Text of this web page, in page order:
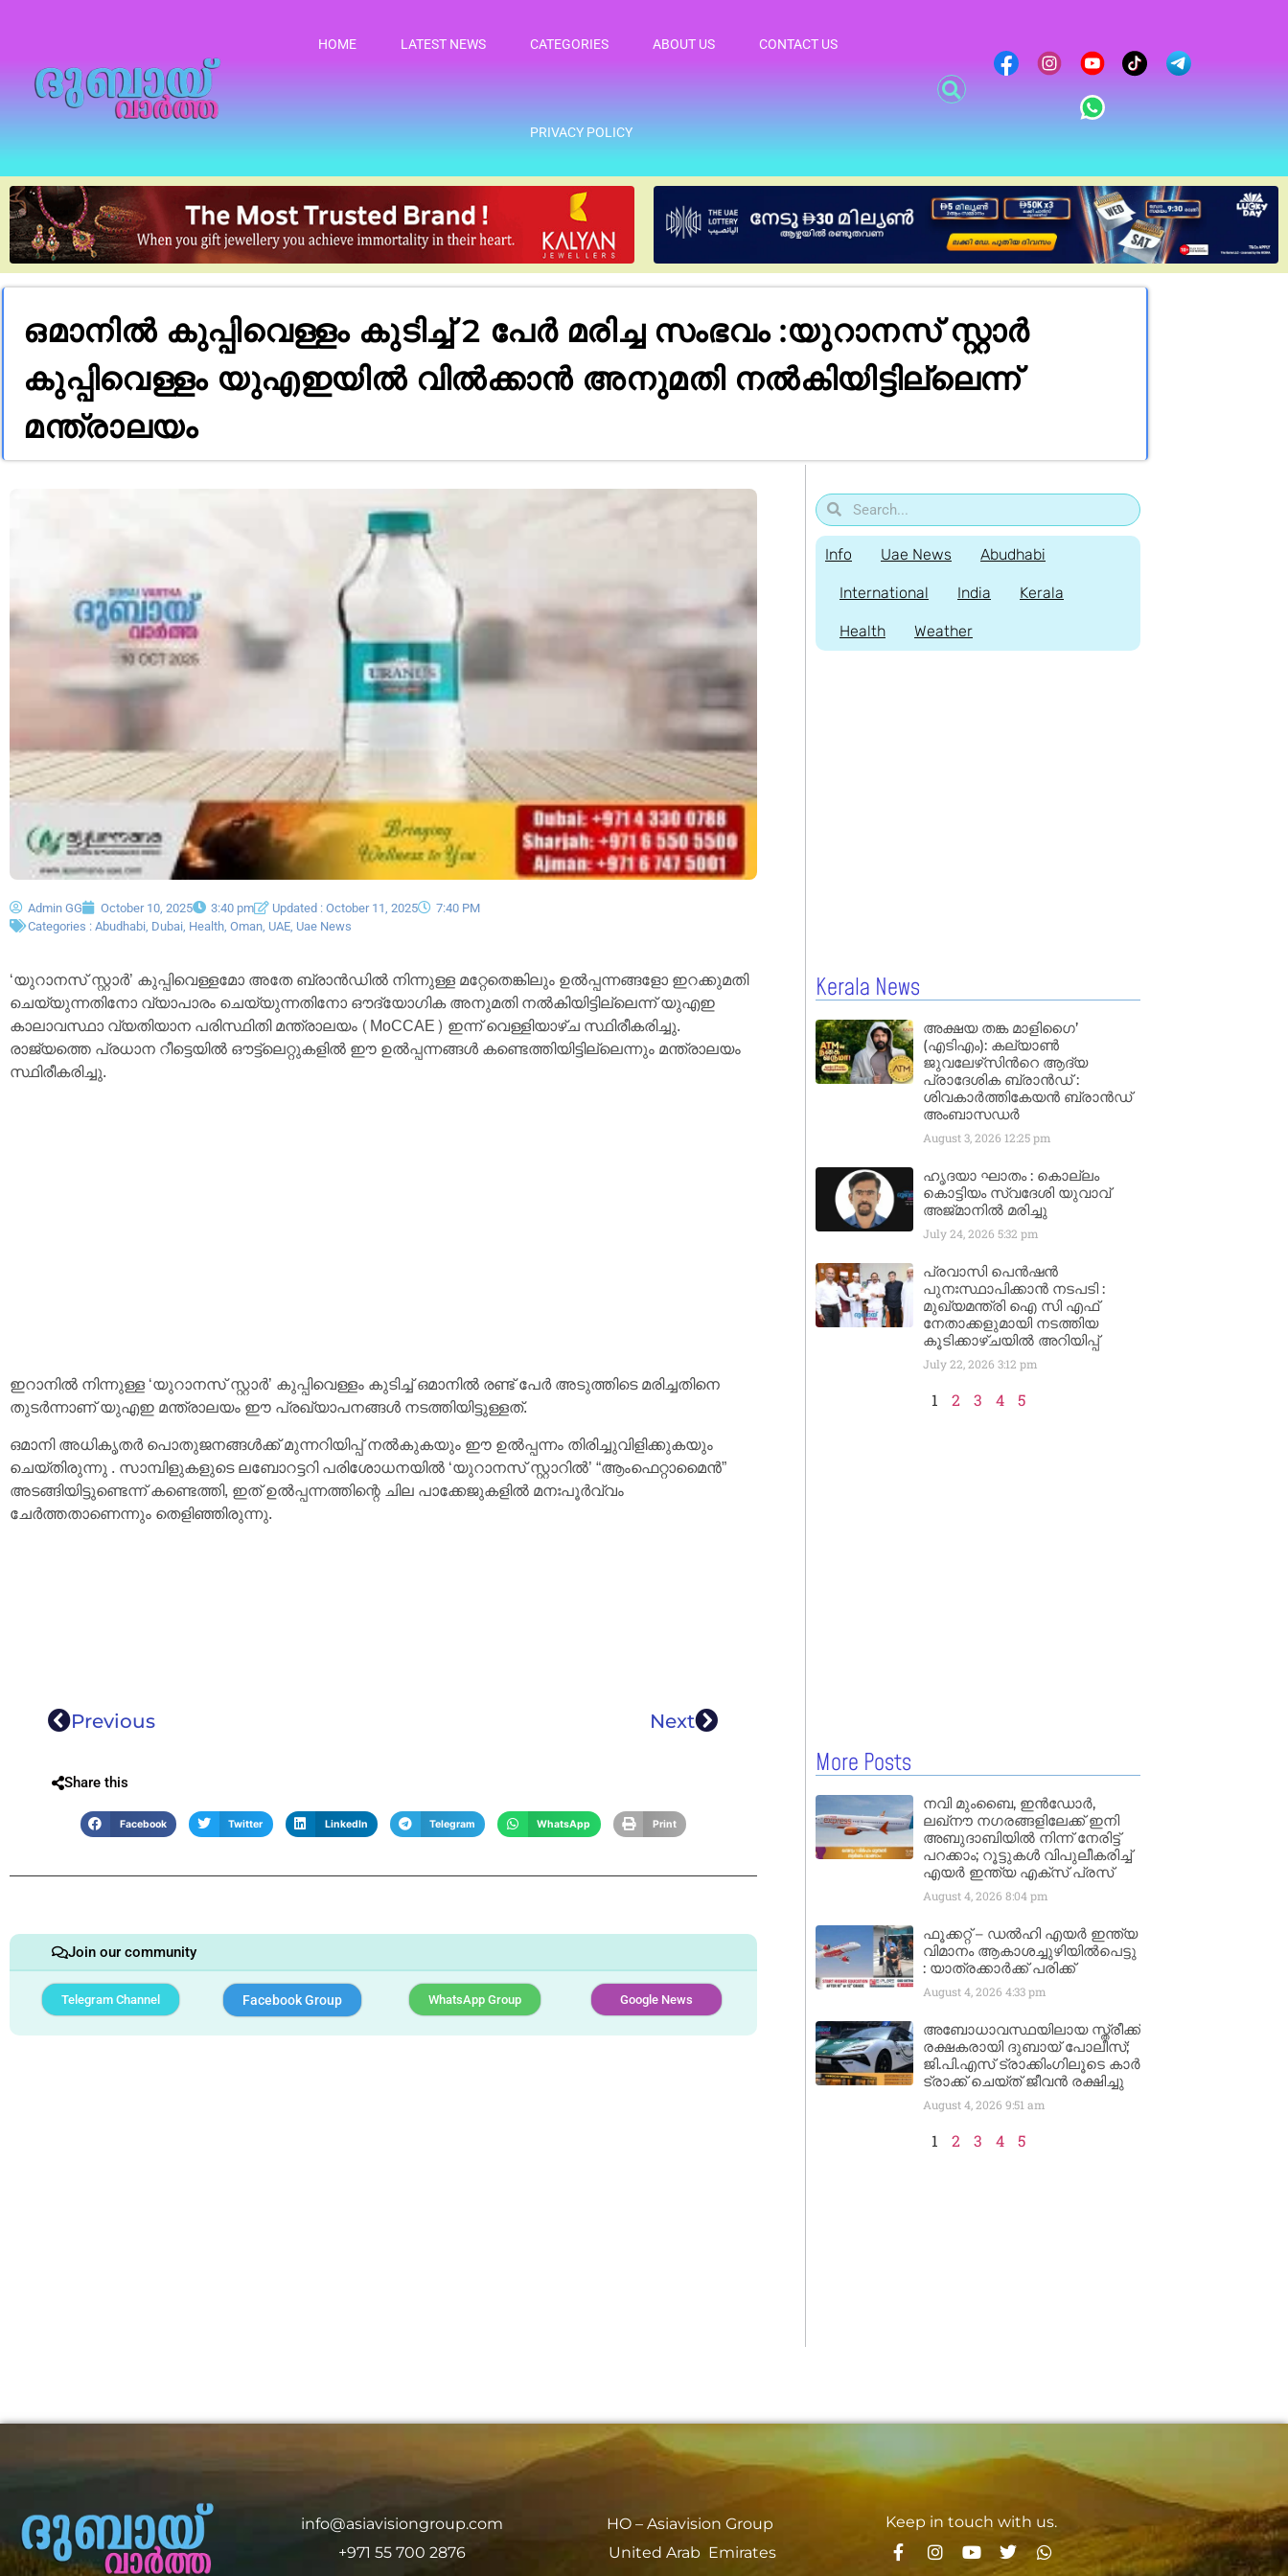
HOME LATEST NEWS CATEGORIES ABOUT US CONTACT US
PRIVACY POLICY
ഒമാനിൽ കുപ്പിവെള്ളം കുടിച്ച് 2 പേർ മരിച്ച സംഭവം :യുറാനസ് സ്റ്റാർ
കുപ്പിവെള്ളം യുഎഇയിൽ വിൽക്കാൻ അനുമതി നൽകിയിട്ടില്ലെന്ന്
മന്ത്രാലയം
Admin GG October 10, 2025 3:40 pm Updated : October 11, 2025
7:40 PM
Categories : Abudhabi Dubai Health Oman UAE Uae News
‘യുറാനസ് സ്റ്റാർ’ കുപ്പിവെള്ളമോ അതേ ബ്രാൻഡിൽ നിന്നുള്ള മറ്റേതെങ്കിലും ഉൽപ്പന്നങ്ങളോ ഇറക്കുമതി
ചെയ്യുന്നതിനോ വ്യാപാരം ചെയ്യുന്നതിനോ ഔദ്യോഗിക അനുമതി നൽകിയിട്ടില്ലെന്ന് യുഎഇ
കാലാവസ്ഥാ വ്യതിയാന പരിസ്ഥിതി മന്ത്രാലയം (MoCCAE) ഇന്ന് വെള്ളിയാഴ്ച സ്ഥിരീകരിച്ചു.
രാജ്യത്തെ പ്രധാന റീട്ടെയിൽ ഔട്ട്‌ലെറ്റുകളിൽ ഈ ഉൽപ്പന്നങ്ങൾ കണ്ടെത്തിയിട്ടില്ലെന്നും മന്ത്രാലയം
സ്ഥിരീകരിച്ചു.
ഇറാനിൽ നിന്നുള്ള ‘യുറാനസ് സ്റ്റാർ’ കുപ്പിവെള്ളം കുടിച്ച് ഒമാനിൽ രണ്ട് പേർ അടുത്തിടെ മരിച്ചതിനെ
തുടർന്നാണ് യുഎഇ മന്ത്രാലയം ഈ പ്രഖ്യാപനങ്ങൾ നടത്തിയിട്ടുള്ളത്.
ഒമാനി അധികൃതർ പൊതുജനങ്ങൾക്ക് മുന്നറിയിപ്പ് നൽകുകയും ഈ ഉൽപ്പന്നം തിരിച്ചുവിളിക്കുകയും
ചെയ്തിരുന്നു . സാമ്പിളുകളുടെ ലബോറട്ടറി പരിശോധനയിൽ ‘യുറാനസ് സ്റ്റാറിൽ’ “ആംഫെറ്റാമൈൻ”
അടങ്ങിയിട്ടുണ്ടെന്ന് കണ്ടെത്തി, ഇത് ഉൽപ്പന്നത്തിന്റെ ചില പാക്കേജുകളിൽ മനഃപൂർവ്വം
ചേർത്തതാണെന്നും തെളിഞ്ഞിരുന്നു.
Previous Next
Share this
Facebook Twitter LinkedIn Telegram WhatsApp Print
Join our community
Telegram Channel Facebook Group WhatsApp Group Google News
Info Uae News Abudhabi
International India Kerala
Health Weather
Kerala News
അക്ഷയ തങ്ക മാളിഗൈ’
(എടിഎം): കല്യാണ്‍
ജുവലേഴ്‌സിന്‍റെ ആദ്യ
പ്രാദേശിക ബ്രാന്‍ഡ് :
ശിവകാര്‍ത്തികേയന്‍ ബ്രാന്‍ഡ്
അംബാസഡര്‍
August 3, 2026 12:25 pm
ഹൃദയാ ഘാതം : കൊല്ലം
കൊട്ടിയം സ്വദേശി യുവാവ്
അജ്മാനിൽ മരിച്ചു
July 24, 2026 5:32 pm
പ്രവാസി പെൻഷൻ
പുനഃസ്ഥാപിക്കാൻ നടപടി :
മുഖ്യമന്ത്രി ഐ സി എഫ്
നേതാക്കളുമായി നടത്തിയ
കൂടിക്കാഴ്ചയിൽ അറിയിപ്പ്
July 22, 2026 3:12 pm
1 2 3 4 5
More Posts
നവി മുംബൈ, ഇൻഡോർ,
ലഖ്നൗ നഗരങ്ങളിലേക്ക് ഇനി
അബുദാബിയിൽ നിന്ന് നേരിട്ട്
പറക്കാം; റൂട്ടുകൾ വിപുലീകരിച്ച്
എയർ ഇന്ത്യ എക്സ് പ്രസ്
August 4, 2026 8:04 pm
ഫൂക്കറ്റ് – ഡൽഹി എയര്‍ ഇന്ത്യ
വിമാനം ആകാശച്ചുഴിയില്‍പെട്ടു
: യാത്രക്കാര്‍ക്ക് പരിക്ക്
August 4, 2026 4:33 pm
അബോധാവസ്ഥയിലായ സ്ത്രീക്ക്
രക്ഷകരായി ദുബായ് പോലീസ്;
ജി.പി.എസ് ട്രാക്കിംഗിലൂടെ കാർ
ട്രാക്ക് ചെയ്ത് ജീവൻ രക്ഷിച്ചു
August 4, 2026 9:51 am
1 2 3 4 5
info@asiavisiongroup.com
+971 55 700 2876
HO – Asiavision Group
United Arab Emirates
Keep in touch with us.